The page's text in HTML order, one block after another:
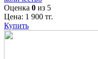
Оценка 0 из 5
Цена: 1 900 тг.
Купить